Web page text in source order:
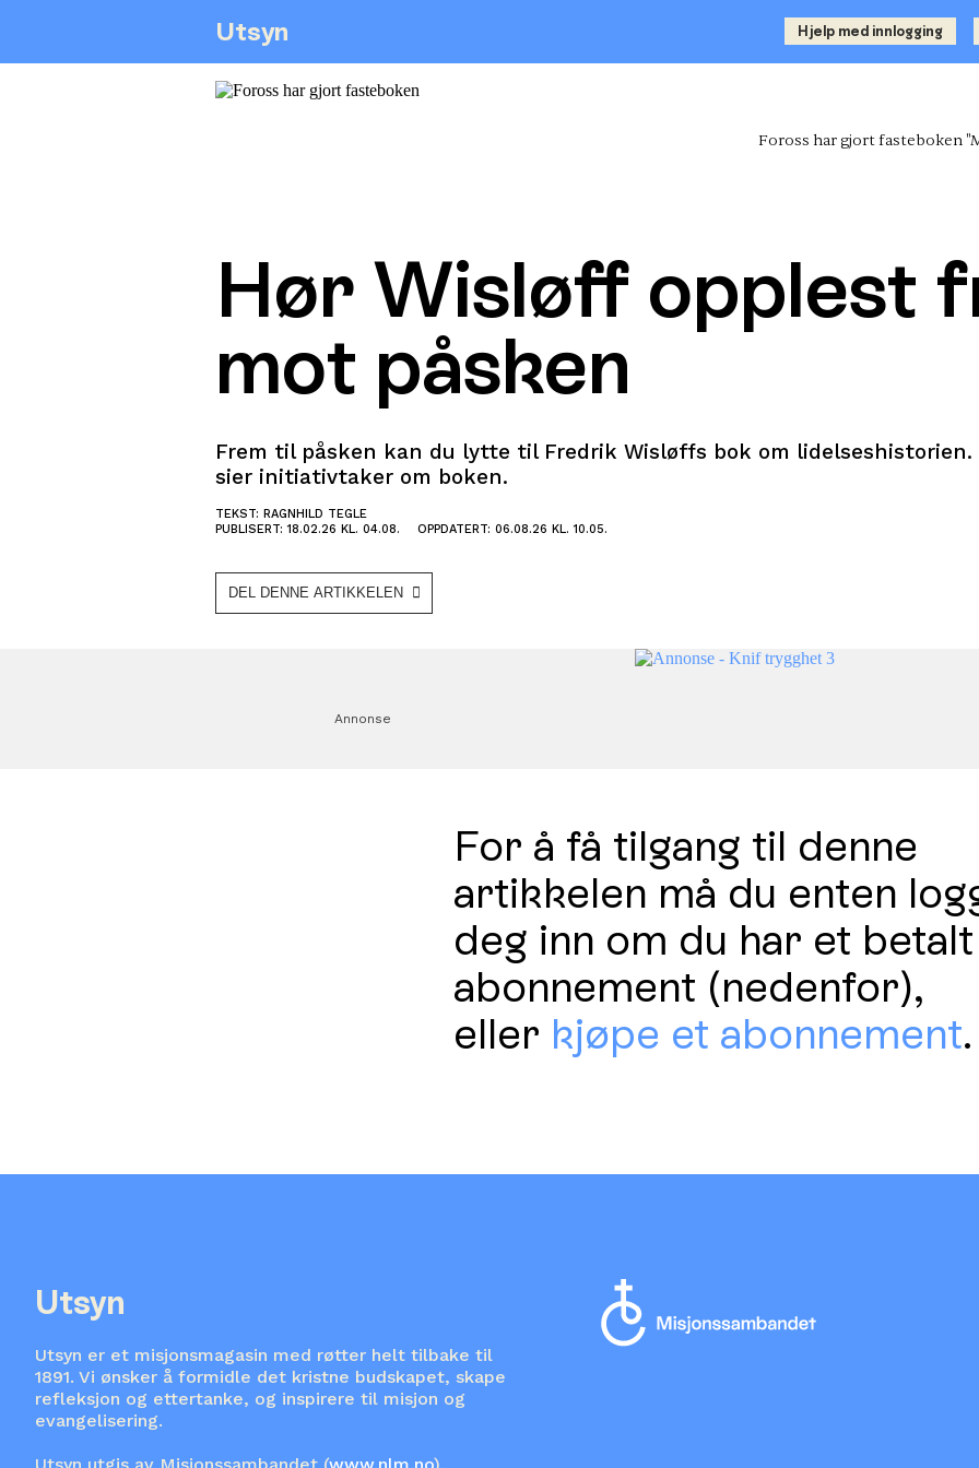
Utsyn Hjelp med innlogging
Foross har gjort fasteboken
Hør Wisløff opplest
mot påsken
Frem til påsken kan du lytte til Fredrik Wisløffs bok om
sier initiativtaker om boken.
TEKST: RAGNHILD TEGLE
PUBLISERT: 18.02.26 KL. 04.08.
OPPDATERT: 06.08.26 KL. 10.05.
DEL DENNE ARTIKKELEN
Annonse
For å få tilgang til denne
artikkelen må du enten
deg inn om du har et betalt
abonnement (nedenfor),
eller kjøpe et abonnement.
Utsyn
Utsyn er et misjonsmagasin med røtter helt tilbake til
1891. Vi ønsker å formidle det kristne budskapet, skape
refleksjon og ettertanke, og inspirere til misjon og
evangelisering.